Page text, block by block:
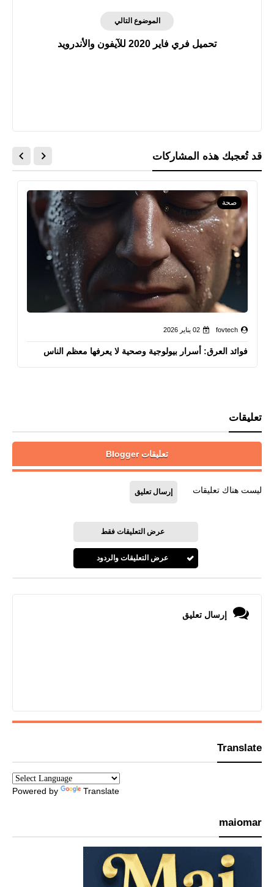
الموضوع التالي
تحميل فري فاير 2020 للآيفون والأندرويد
قد تُعجبك هذه المشاركات
صحة
fovtech 02 يناير 2026
فوائد العرق: أسرار بيولوجية وصحية لا يعرفها معظم الناس
تعليقات
تعليقات Blogger
ليست هناك تعليقات إرسال تعليق
عرض التعليقات فقط
عرض التعليقات والردود
إرسال تعليق
Translate
Powered by Translate
maiomar